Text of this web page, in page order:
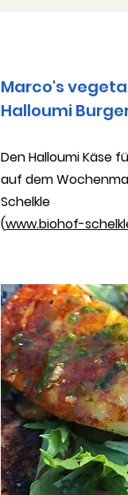
Marco's
Halloumi
Den Halloumi Käse
auf dem
Schelkle
(www.biohof-